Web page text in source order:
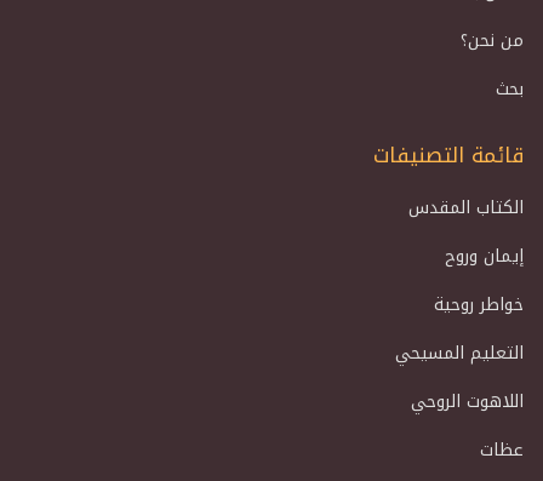
من نحن؟
بحث
قائمة التصنيفات
الكتاب المقدس
إيمان وروح
خواطر روحية
التعليم المسيحي
اللاهوت الروحي
عظات